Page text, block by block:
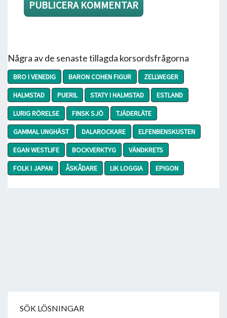
Några av de senaste tillagda korsordsfrågorna
BRO I VENEDIG BARON COHEN FIGUR
ZELLWEGER
HALMSTAD
PUERIL STATY I HALMSTAD
ESTLAND
LURIG RÖRELSE
FINSK SJÖ
TJÄDERLÄTE
GAMMAL UNGHÄST
DALAROCKARE
ELFENBENSKUSTEN
EGAN WESTLIFE
BOCKVERKTYG
VÄNDKRETS
FOLK I JAPAN
ÅSKÅDARE LIK LOGGIA EPIGON
SÖK LÖSNINGAR